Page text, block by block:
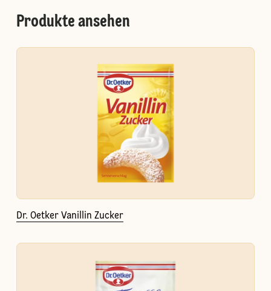
Produkte ansehen
Dr. Oetker Vanillin Zucker